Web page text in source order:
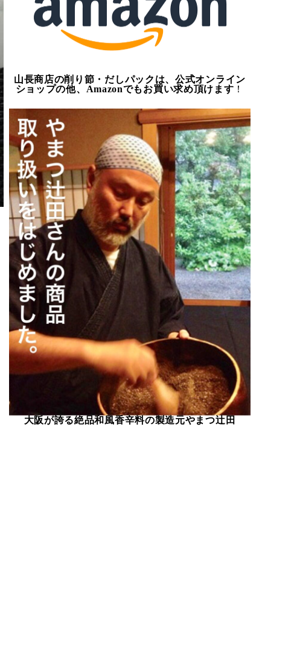
山長商店の削り節・だしパックは、公式オンライン
ショップの他、Amazonでもお買い求め頂けます ！
大阪が誇る絶品和風香辛料の製造元やまつ辻田